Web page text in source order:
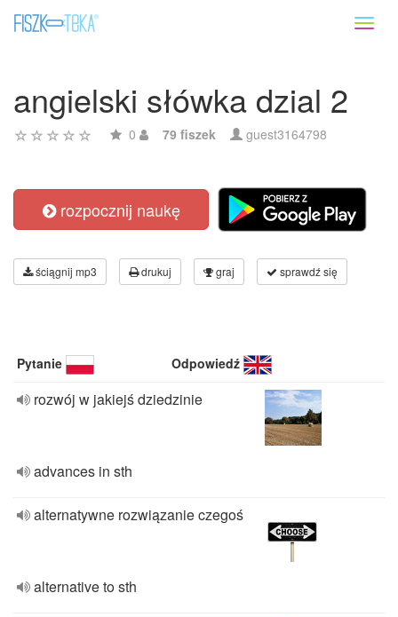
angielski słówka dzial 2
0 79 fiszek guest3164798
rozpocznij naukę
ściągnij mp3 drukuj graj sprawdź się
Pytanie Odpowiedź
rozwój w jakiejś dziedzinie
advances in sth
alternatywne rozwiązanie czegoś
alternative to sth